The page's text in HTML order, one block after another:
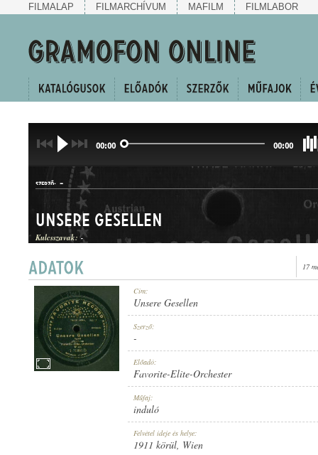
FILMALAP FILMARCHÍVUM MAFILM FILMLABOR
00:00 00:00
SZERZŐ: -
INDULÓ
Unsere Gesellen
Kulcsszavak: -
17
Cím:
Unsere Gesellen
Szerző:
-
Előadó:
Favorite-Elite-Orchester
Műfaj:
induló
Felvétel ideje és helye:
1911 körül, Wien